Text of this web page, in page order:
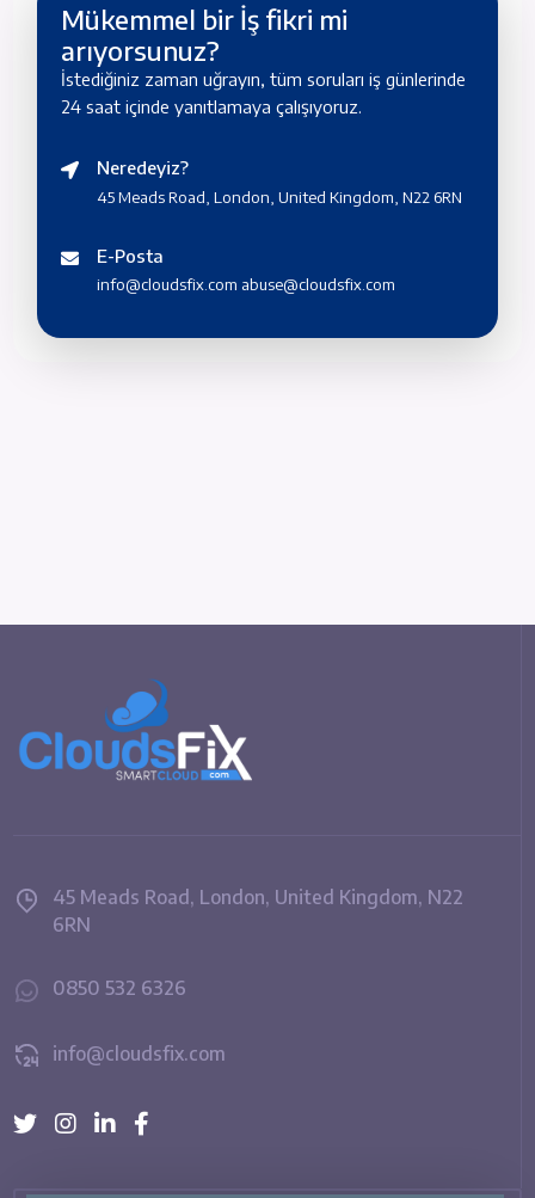
Mükemmel bir İş fikri mi
arıyorsunuz?
İstediğiniz zaman uğrayın, tüm soruları iş günlerinde
24 saat içinde yanıtlamaya çalışıyoruz.
Neredeyiz?
45 Meads Road, London, United Kingdom, N22 6RN
E-Posta
info@cloudsfix.com abuse@cloudsfix.com
45 Meads Road, London, United Kingdom, N22
6RN
0850 532 6326
info@cloudsfix.com